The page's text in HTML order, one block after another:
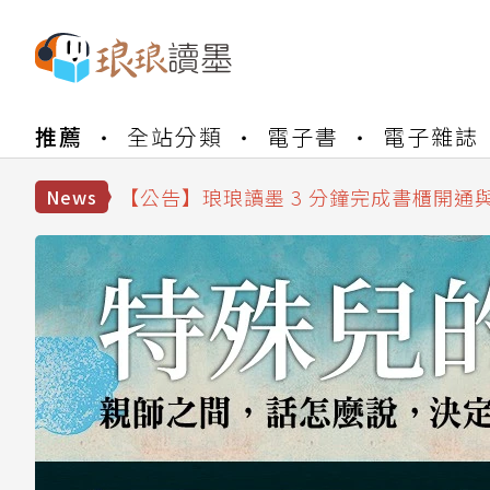
推薦 全站分類 電子書 電子雜誌
News
【公告】琅琅讀墨數位閱讀資產合併與
【公告】琅琅讀墨 3 分鐘完成書櫃開
【公告】琅琅讀墨數位閱讀資產合併與